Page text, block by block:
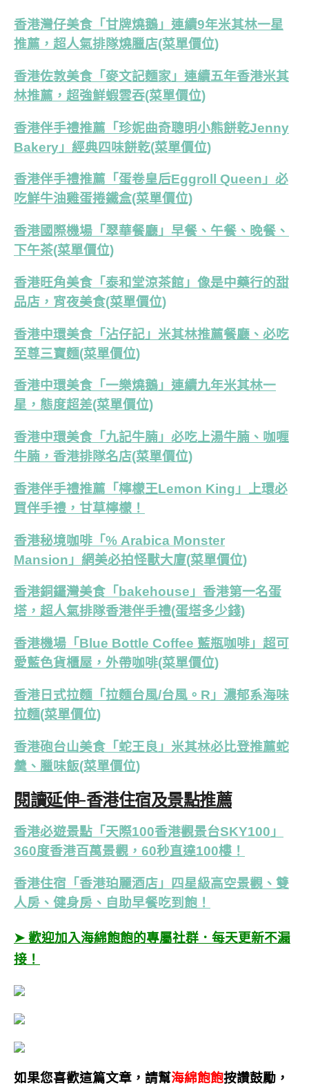
香港灣仔美食「甘牌燒鵝」連續9年米其林一星
推薦，超人氣排隊燒臘店(菜單價位)
香港佐敦美食「麥文記麵家」連續五年香港米其
林推薦，超強鮮蝦雲吞(菜單價位)
香港伴手禮推薦「珍妮曲奇聰明小熊餅乾Jenny
Bakery」經典四味餅乾(菜單價位)
香港伴手禮推薦「蛋卷皇后Eggroll Queen」必
吃鮮牛油雞蛋捲鐵盒(菜單價位)
香港國際機場「翠華餐廳」早餐、午餐、晚餐、
下午茶(菜單價位)
香港旺角美食「泰和堂涼茶館」像是中藥行的甜
品店，宵夜美食(菜單價位)
香港中環美食「沾仔記」米其林推薦餐廳、必吃
至尊三寶麵(菜單價位)
香港中環美食「一樂燒鵝」連續九年米其林一
星，態度超差(菜單價位)
香港中環美食「九記牛腩」必吃上湯牛腩、咖喱
牛腩，香港排隊名店(菜單價位)
香港伴手禮推薦「檸檬王Lemon King」上環必
買伴手禮，甘草檸檬！
香港秘境咖啡「% Arabica Monster
Mansion」網美必拍怪獸大廈(菜單價位)
香港銅鑼灣美食「bakehouse」香港第一名蛋
塔，超人氣排隊香港伴手禮(蛋塔多少錢)
香港機場「Blue Bottle Coffee 藍瓶咖啡」超可
愛藍色貨櫃屋，外帶咖啡(菜單價位)
香港日式拉麵「拉麵台風/台風。R」濃郁系海味
拉麵(菜單價位)
香港砲台山美食「蛇王良」米其林必比登推薦蛇
羹、臘味飯(菜單價位)
閱讀延伸-香港住宿及景點推薦
香港必遊景點「天際100香港觀景台SKY100」
360度香港百萬景觀，60秒直達100樓！
香港住宿「香港珀麗酒店」四星級高空景觀、雙
人房、健身房、自助早餐吃到飽！
➤ 歡迎加入海綿飽飽的專屬社群．每天更新不漏
接！
如果您喜歡這篇文章，請幫海綿飽飽按讚鼓勵，